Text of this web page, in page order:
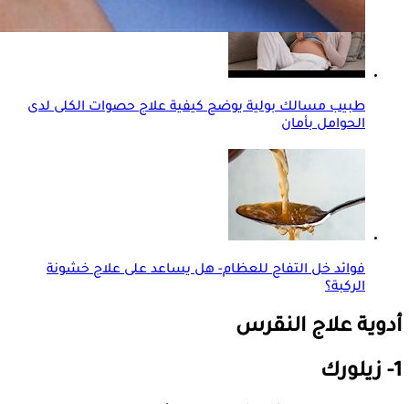
طبيب مسالك بولية يوضح كيفية علاج حصوات الكلى لدى
الحوامل بأمان
فوائد خل التفاح للعظام- هل يساعد على علاج خشونة
الركبة؟
أدوية علاج النقرس
1- زيلورك